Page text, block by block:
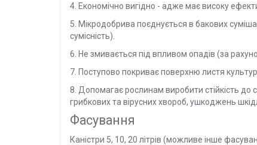
4. Економічно вигідно - адже має високу
5. Мікродобрива поєднується в бакових
сумісність).
6. Не змивається під впливом опадів (за
7. Поступово покриває поверхню листя
8. Допомагає рослинам виробити стійкість
грибкових та вірусних хвороб, ушкоджень
Фасування
Каністри 5, 10, 20 літрів (можливе інше